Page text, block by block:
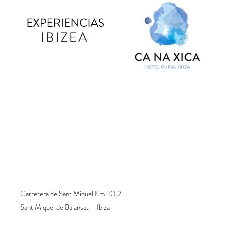
Carretera de Sant Miquel Km. 10,2.
Sant Miquel de Balansat – Ibiza